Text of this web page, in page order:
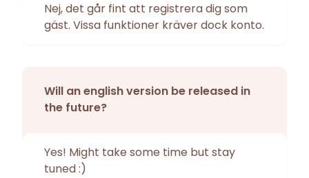
Nej, det går fint att registrera dig som
gäst. Vissa funktioner kräver dock konto.
Will an english version be released in
the future?
Yes! Might take some time but stay
tuned :)